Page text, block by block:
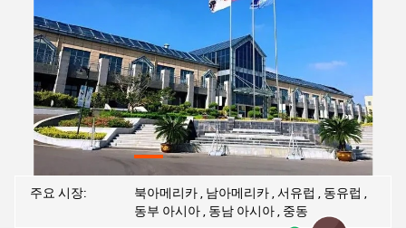
주요 시장:
북아메리카 , 남아메리카 , 서유럽 , 동유럽 ,
동부 아시아 , 동남 아시아 , 중동